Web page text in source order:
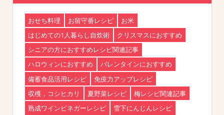
おせち料理 お留守番レシピ
お米
はじめての1人暮らし自炊術
クリスマスにおすすめ
シニアの方におすすめレシピ関連記事
ハロウィンにおすすめ
バレンタインにおすすめ
備蓄食品活用レシピ
免疫力アップレシピ
収穫，コシヒカリ
夏野菜レシピ
梅レシピ関連記事
熟成ワインビネガーレシピ
雪下にんじんレシピ